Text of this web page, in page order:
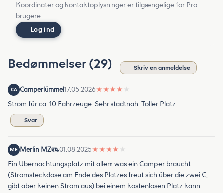
Koordinater og kontaktoplysninger er tilgængelige for Pro-
brugere.
Log ind
Bedømmelser (29) Skriv en anmeldelse
CA Camperlümmel17.05.2026★ ★ ★ ★ ★
Strom für ca. 10 Fahrzeuge. Sehr stadtnah. Toller Platz.
Svar
ME Merlin MZ 01.08.2025★ ★ ★ ★ ★
Ein Übernachtungsplatz mit allem was ein Camper braucht
(Stromsteckdose am Ende des Platzes freut sich über die zwei €,
gibt aber keinen Strom aus) bei einem kostenlosen Platz kann